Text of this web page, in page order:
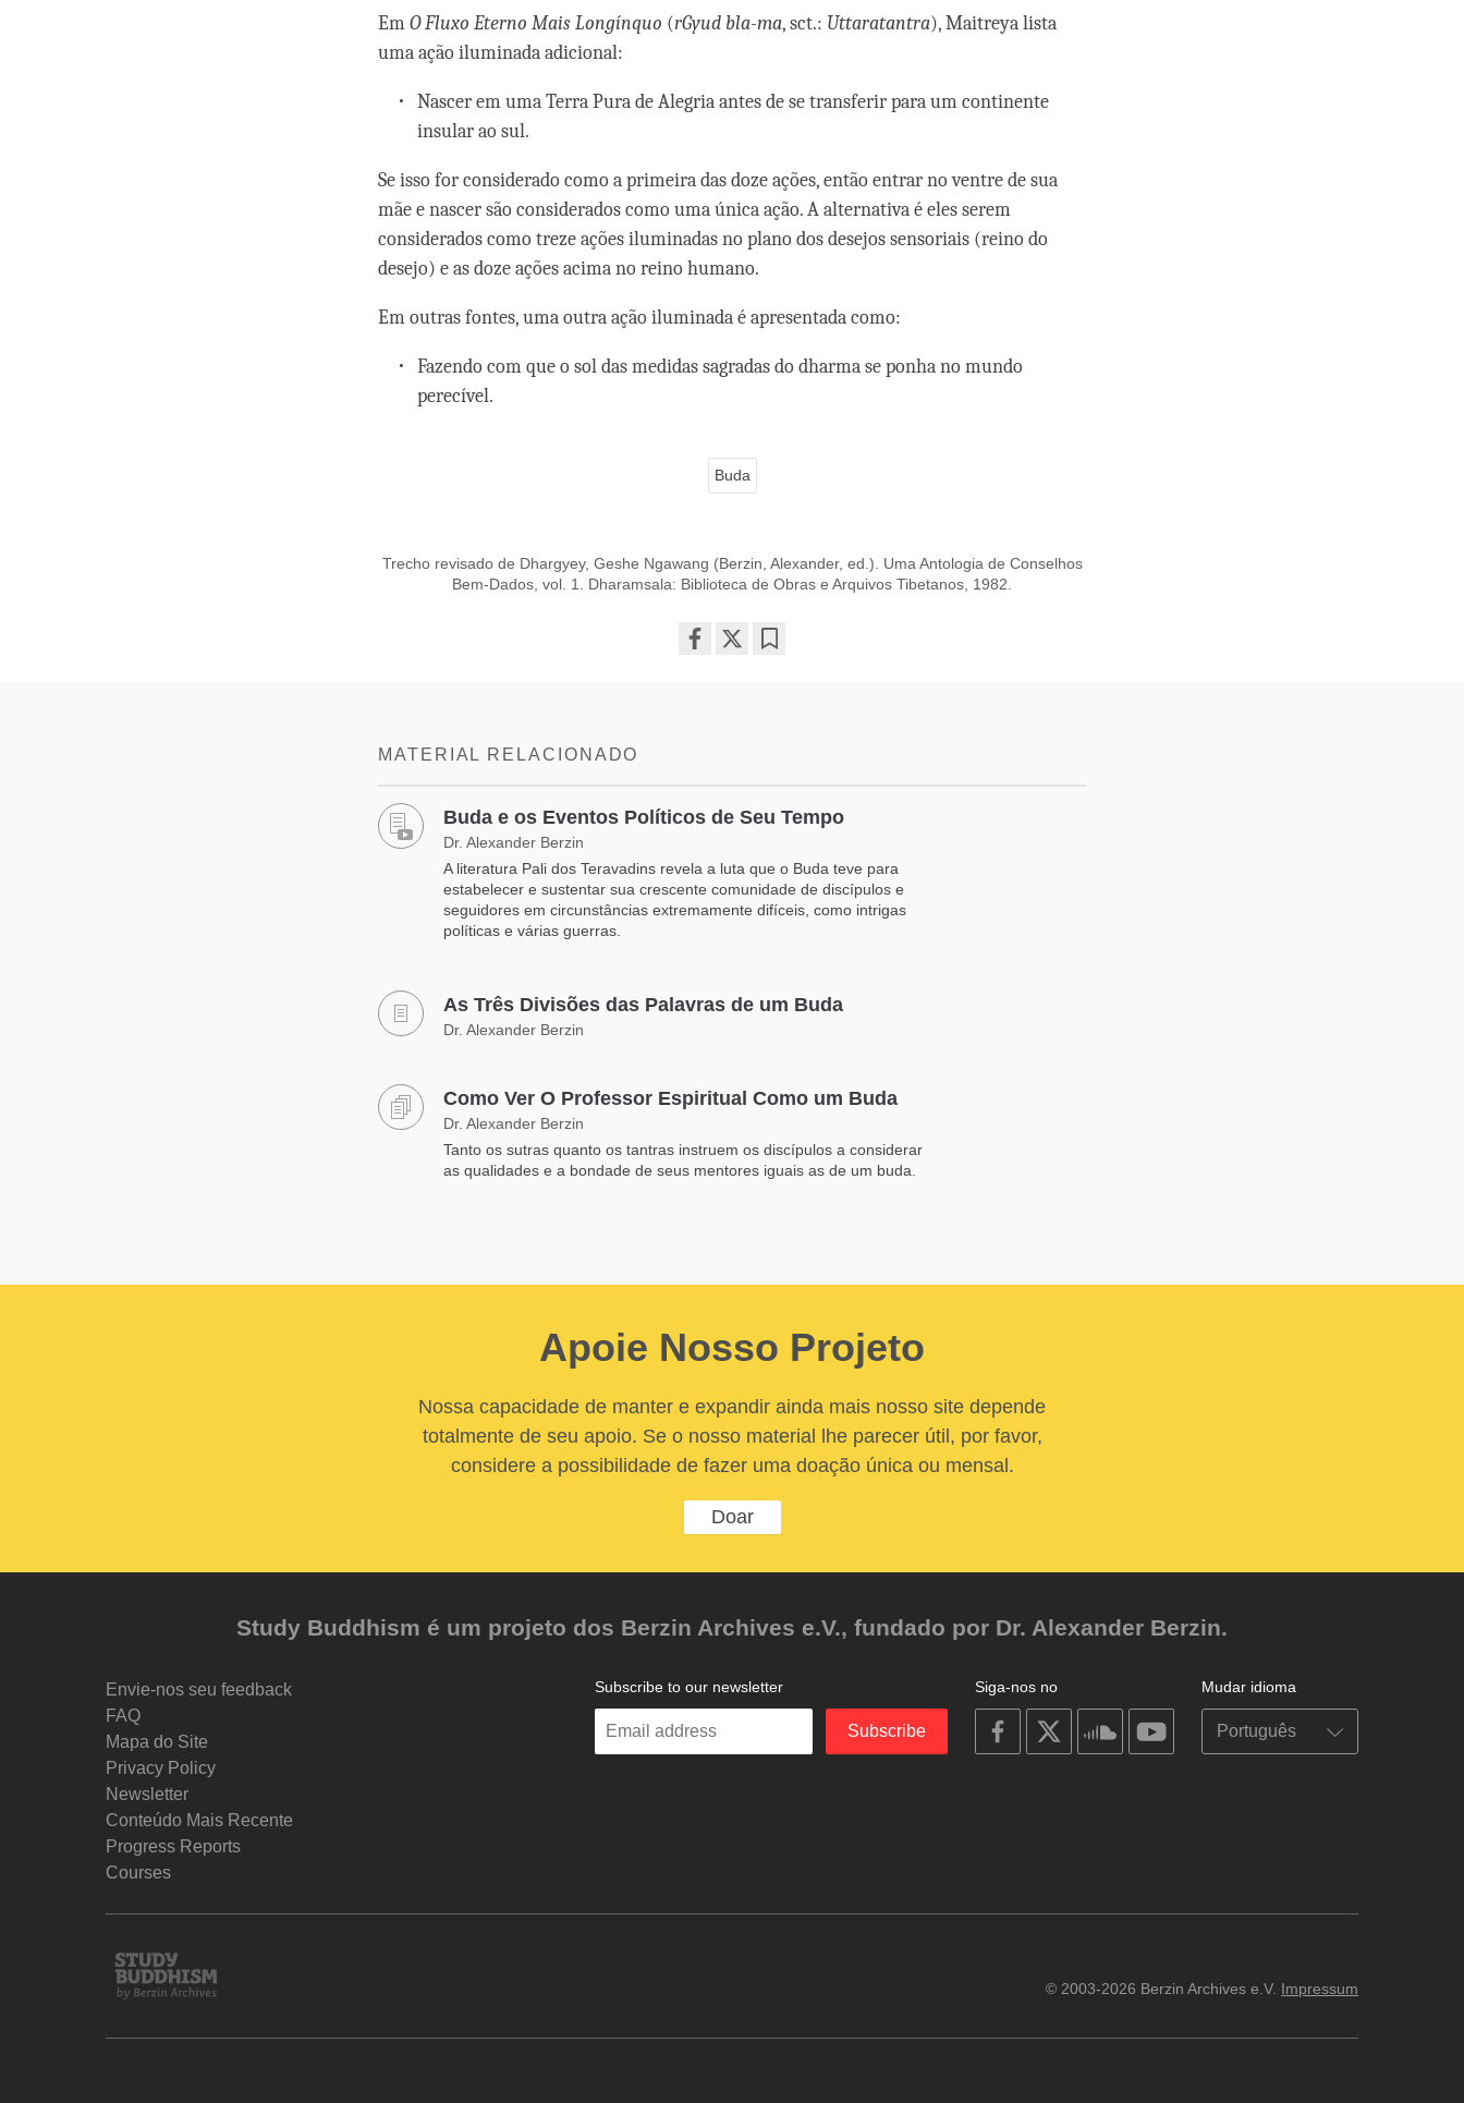
EmO Fluxo Eterno Mais Longínquo (rGyud bla-ma, sct.: Uttaratantra), Maitreya lista
uma ação iluminada adicional:
Nascer em uma Terra Pura de Alegria antes de se transferir para um continente
insular ao sul.
Se isso for considerado como a primeira das doze ações, então entrar no ventre de sua
mãe e nascer são considerados como uma única ação. A alternativa é eles serem
considerados como treze ações iluminadas no plano dos desejos sensoriais (reino do
desejo) e as doze ações acima no reino humano.
Em outras fontes, uma outra ação iluminada é apresentada como:
Fazendo com que o sol das medidas sagradas do dharma se ponha no mundo
perecível.
Buda
Trecho revisado de Dhargyey, Geshe Ngawang (Berzin, Alexander, ed.). Uma Antologia de Conselhos
Bem-Dados, vol. 1. Dharamsala: Biblioteca de Obras e Arquivos Tibetanos, 1982.
MATERIAL RELACIONADO
​Buda e os Eventos Políticos de Seu Tempo
Dr. Alexander Berzin
A literatura Pali dos Teravadins revela a luta que o Buda teve para
estabelecer e sustentar sua crescente comunidade de discípulos e
seguidores em circunstâncias extremamente difíceis, como intrigas
políticas e várias guerras.
As Três Divisões das Palavras de um Buda
Dr. Alexander Berzin
Como Ver O Professor Espiritual Como um Buda
Dr. Alexander Berzin
Tanto os sutras quanto os tantras instruem os discípulos a considerar
as qualidades e a bondade de seus mentores iguais as de um buda.
Apoie Nosso Projeto
Nossa capacidade de manter e expandir ainda mais nosso site depende
totalmente de seu apoio. Se o nosso material lhe parecer útil, por favor,
considere a possibilidade de fazer uma doação única ou mensal.
Doar
Study Buddhism é um projeto dos Berzin Archives e.V., fundado por Dr. Alexander Berzin.
Envie-nos seu feedback
FAQ
Mapa do Site
Privacy Policy
Newsletter
Conteúdo Mais Recente
Progress Reports
Courses
Mudar idioma
Siga-nos no
on
facebook
soundcloudyoutube
Subscribe to our newsletter
Enter
Subscribe
Study
Buddhism
© 2003-2026 Berzin Archives e.V. Impressum